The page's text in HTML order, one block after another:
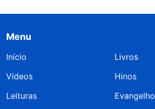
Menu
Início
Livros
Vídeos
Hinos
Leituras
Evangelho